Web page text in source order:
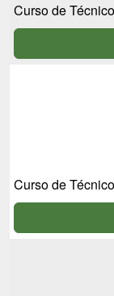
Curso de
Curso de